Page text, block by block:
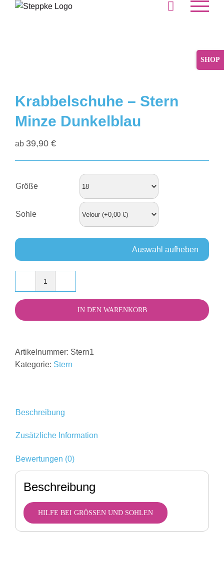
Krabbelschuhe – Stern
Minze Dunkelblau
ab 39,90 €
Größe
Sohle
Auswahl aufheben
-
Menge
IN DEN WARENKORB
Artikelnummer: Stern1
Kategorie: Stern
Beschreibung
Zusätzliche Information
Bewertungen (0)
Beschreibung
HILFE BEI GRÖSSEN UND SOHLEN
Toggle
Sliding